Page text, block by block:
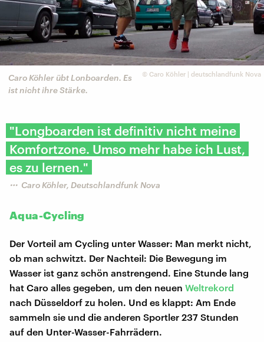
© Caro Köhler | deutschlandfunk Nova
Caro Köhler übt Lonboarden. Es
ist nicht ihre Stärke.
"Longboarden ist definitiv nicht meine
Komfortzone. Umso mehr habe ich Lust,
es zu lernen."
Caro Köhler, Deutschlandfunk Nova
Aqua-Cycling
Der Vorteil am Cycling unter Wasser: Man merkt nicht,
ob man schwitzt. Der Nachteil: Die Bewegung im
Wasser ist ganz schön anstrengend. Eine Stunde lang
hat Caro alles gegeben, um den neuen Weltrekord
nach Düsseldorf zu holen. Und es klappt: Am Ende
sammeln sie und die anderen Sportler 237 Stunden
auf den Unter-Wasser-Fahrrädern.